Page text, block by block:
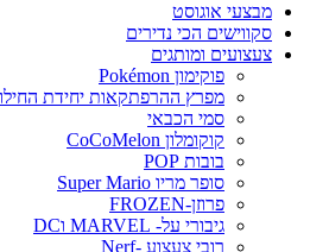
מבצעי אוגוסט
סקווישים הכי נדירים
צעצועים ומותגים
פוקימון Pokémon
מפרץ ההרפתקאות יחידת החילוץ
סמי הכבאי
קוקומלון CoCoMelon
בובות POP
סופר מריו Super Mario
פרוזן-FROZEN
גיבורי על- MARVEL וDC
רובי צעצוע -Nerf